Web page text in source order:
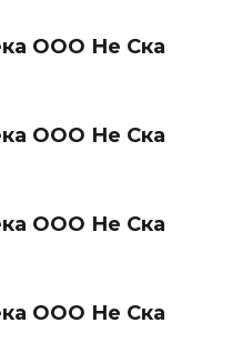
ООО Не Ска
ООО Не Ска
ООО Не Ска
ООО Не Ска